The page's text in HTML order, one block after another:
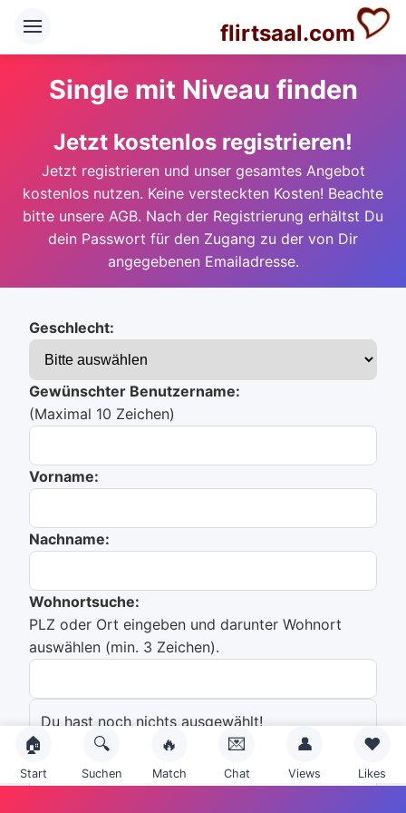
flirtsaal.com
Single mit Niveau finden
Jetzt kostenlos registrieren!
Jetzt registrieren und unser gesamtes Angebot
kostenlos nutzen. Keine versteckten Kosten! Beachte
bitte unsere AGB. Nach der Registrierung erhältst Du
dein Passwort für den Zugang zu der von Dir
angegebenen Emailadresse.
Geschlecht:
Gewünschter Benutzername:
(Maximal 10 Zeichen)
Vorname:
Nachname:
Wohnortsuche:
PLZ oder Ort eingeben und darunter Wohnort
auswählen (min. 3 Zeichen).
Du hast noch nichts ausgewählt!
Emailadresse:
🏠
Start
🔍
Suchen
🔥
Match
💌
Chat
👤
Views
❤️
Likes